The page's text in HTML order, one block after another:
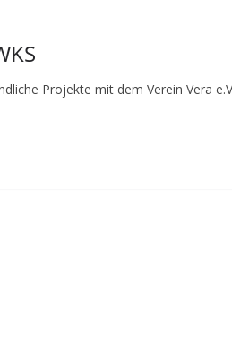
Projekte mit dem Verein Vera